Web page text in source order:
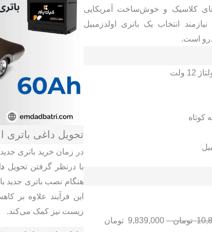
کلاسیک و خوش‌ساخت آمریکایی
انتخاب یک باتری اولدزمبیل
است.
ولت
تومان –
9,839,000 تومان
تحویل داغی باتری
در زمان خرید باتری
با درنظر گرفتن تحویل
هنگام نصب باتری جدید
این فرآیند علاوه بر
زیست نیز کمک می‌کند.